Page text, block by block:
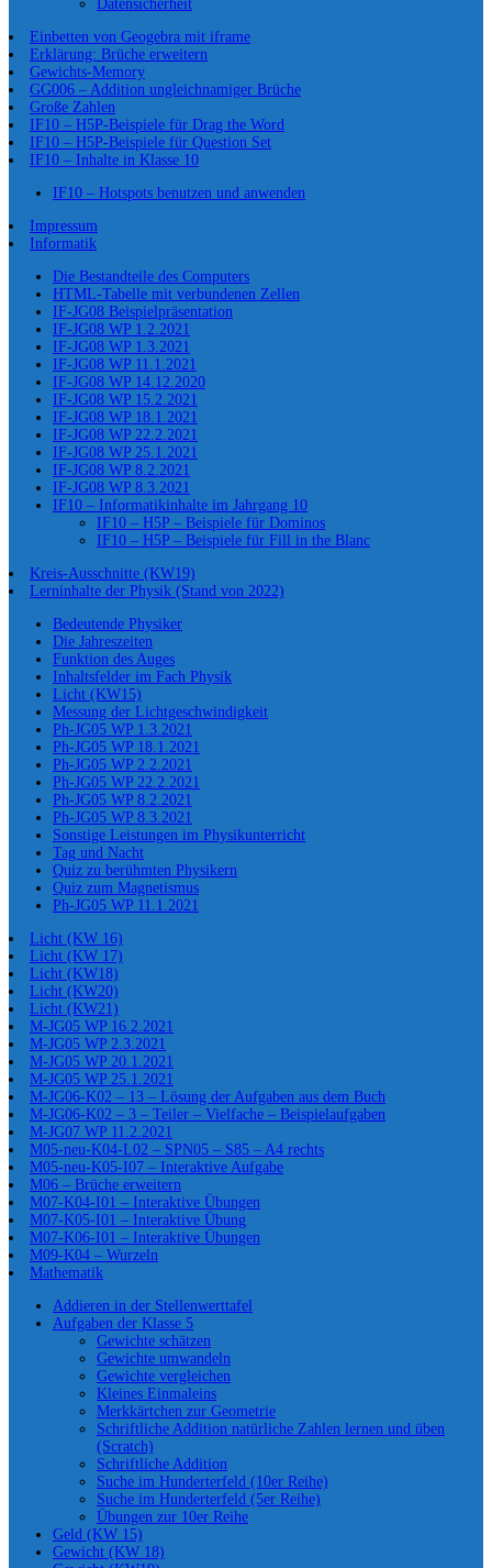
Datensicherheit
Einbetten von Geogebra mit iframe
Erklärung: Brüche erweitern
Gewichts-Memory
GG006 – Addition ungleichnamiger Brüche
Große Zahlen
IF10 – H5P-Beispiele für Drag the Word
IF10 – H5P-Beispiele für Question Set
IF10 – Inhalte in Klasse 10
IF10 – Hotspots benutzen und anwenden
Impressum
Informatik
Die Bestandteile des Computers
HTML-Tabelle mit verbundenen Zellen
IF-JG08 Beispielpräsentation
IF-JG08 WP 1.2.2021
IF-JG08 WP 1.3.2021
IF-JG08 WP 11.1.2021
IF-JG08 WP 14.12.2020
IF-JG08 WP 15.2.2021
IF-JG08 WP 18.1.2021
IF-JG08 WP 22.2.2021
IF-JG08 WP 25.1.2021
IF-JG08 WP 8.2.2021
IF-JG08 WP 8.3.2021
IF10 – Informatikinhalte im Jahrgang 10
IF10 – H5P – Beispiele für Dominos
IF10 – H5P – Beispiele für Fill in the Blanc
Kreis-Ausschnitte (KW19)
Lerninhalte der Physik (Stand von 2022)
Bedeutende Physiker
Die Jahreszeiten
Funktion des Auges
Inhaltsfelder im Fach Physik
Licht (KW15)
Messung der Lichtgeschwindigkeit
Ph-JG05 WP 1.3.2021
Ph-JG05 WP 18.1.2021
Ph-JG05 WP 2.2.2021
Ph-JG05 WP 22.2.2021
Ph-JG05 WP 8.2.2021
Ph-JG05 WP 8.3.2021
Sonstige Leistungen im Physikunterricht
Tag und Nacht
Quiz zu berühmten Physikern
Quiz zum Magnetismus
Ph-JG05 WP 11.1.2021
Licht (KW 16)
Licht (KW 17)
Licht (KW18)
Licht (KW20)
Licht (KW21)
M-JG05 WP 16.2.2021
M-JG05 WP 2.3.2021
M-JG05 WP 20.1.2021
M-JG05 WP 25.1.2021
M-JG06-K02 – 13 – Lösung der Aufgaben aus dem Buch
M-JG06-K02 – 3 – Teiler – Vielfache – Beispielaufgaben
M-JG07 WP 11.2.2021
M05-neu-K04-L02 – SPN05 – S85 – A4 rechts
M05-neu-K05-I07 – Interaktive Aufgabe
M06 – Brüche erweitern
M07-K04-I01 – Interaktive Übungen
M07-K05-I01 – Interaktive Übung
M07-K06-I01 – Interaktive Übungen
M09-K04 – Wurzeln
Mathematik
Addieren in der Stellenwerttafel
Aufgaben der Klasse 5
Gewichte schätzen
Gewichte umwandeln
Gewichte vergleichen
Kleines Einmaleins
Merkkärtchen zur Geometrie
Schriftliche Addition natürliche Zahlen lernen und üben
(Scratch)
Schriftliche Addition
Suche im Hunderterfeld (10er Reihe)
Suche im Hunderterfeld (5er Reihe)
Übungen zur 10er Reihe
Geld (KW 15)
Gewicht (KW 18)